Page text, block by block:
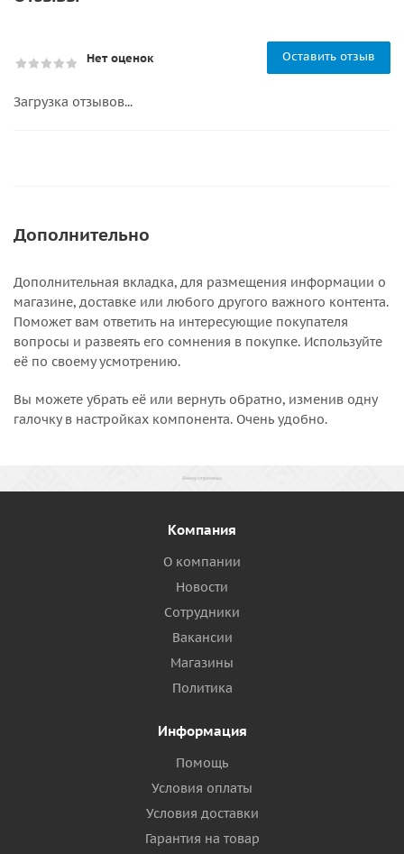
Нет оценок Оставить отзыв
Загрузка отзывов...
Дополнительно
Дополнительная вкладка, для размещения информации о
магазине, доставке или любого другого важного контента.
Поможет вам ответить на интересующие покупателя
вопросы и развеять его сомнения в покупке. Используйте
её по своему усмотрению.
Вы можете убрать её или вернуть обратно, изменив одну
галочку в настройках компонента. Очень удобно.
Компания
О компании
Новости
Сотрудники
Вакансии
Магазины
Политика
Информация
Помощь
Условия оплаты
Условия доставки
Гарантия на товар